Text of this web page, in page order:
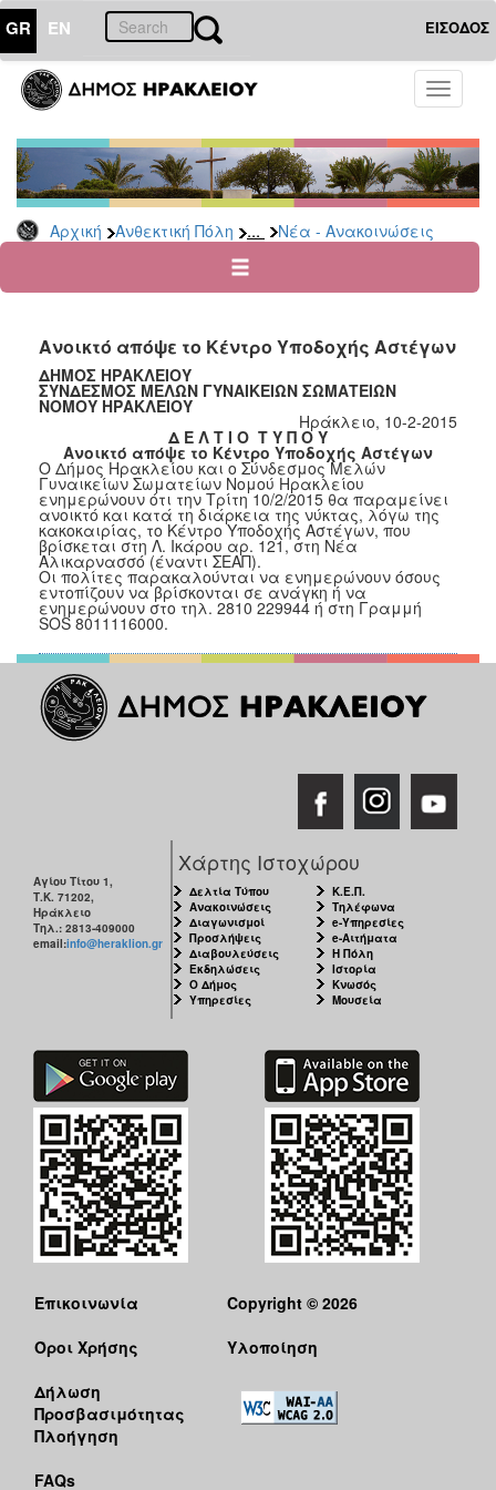
GR EN ΕΙΣΟΔΟΣ
Toggle
Αρχική Ανθεκτική Πόλη ... Νέα - Ανακοινώσεις
ΑΝΘΕΚΤΙΚΗ
ΠΟΛΗ
Κοινωνική
Πολιτική
Νέα
Ανακοινώσεις
για
Οικονομική
Αδυναμία
&
Καταστροφές
Κέντρα
Κοινοτικής
Φροντίδας
(Κ.Α.Π.Η.)
Κέντρα
Δημιουργικής
Απασχόλησης
Παιδιών
(Κ.Δ.Α.Π.)
Κέντρα
Ημερήσιας
&
Έλεγχος
Βρεφονηπιακών
Σταθμών
Ξενώνας
Φιλοξενίας
Γυναικών
Κέντρο
Κοινότητας
Κοινωνικό
Φαρμακείο
Κοινωνικό
Παντοπωλείο
των
Αυτόματοι
Απινιδωτές
Ανοικτό απόψε το Κέντρο Υποδοχής Αστέγων
ΔΗΜΟΣ ΗΡΑΚΛΕΙΟΥ
ΣΥΝΔΕΣΜΟΣ ΜΕΛΩΝ ΓΥΝΑΙΚΕΙΩΝ ΣΩΜΑΤΕΙΩΝ
ΝΟΜΟΥ ΗΡΑΚΛΕΙΟΥ
Ηράκλειο, 10-2-2015
Δ Ε Λ Τ Ι Ο Τ Υ Π Ο Υ
Ανοικτό απόψε το Κέντρο Υποδοχής Αστέγων
Ο Δήμος Ηρακλείου και ο Σύνδεσμος Μελών
Γυναικείων Σωματείων Νομού Ηρακλείου
ενημερώνουν ότι την Τρίτη 10/2/2015 θα παραμείνει
ανοικτό και κατά τη διάρκεια της νύκτας, λόγω της
κακοκαιρίας, το Κέντρο Υποδοχής Αστέγων, που
βρίσκεται στη Λ. Ικάρου αρ. 121, στη Νέα
Αλικαρνασσό (έναντι ΣΕΑΠ).
Οι πολίτες παρακαλούνται να ενημερώνουν όσους
εντοπίζουν να βρίσκονται σε ανάγκη ή να
ενημερώνουν στο τηλ. 2810 229944 ή στη Γραμμή
SOS 8011116000.
Αγίου Τίτου 1,
Τ.Κ. 71202,
Ηράκλειο
Τηλ.: 2813-409000
email:info@heraklion.gr
Χάρτης Ιστοχώρου
Δελτία Τύπου
Ανακοινώσεις
Διαγωνισμοί
Προσλήψεις
Διαβουλεύσεις
Εκδηλώσεις
Ο Δήμος
Υπηρεσίες
Κ.Ε.Π.
Τηλέφωνα
e-Υπηρεσίες
e-Αιτήματα
Η Πόλη
Ιστορία
Κνωσός
Μουσεία
Επικοινωνία
Όροι Χρήσης
Δήλωση
Προσβασιμότητας
Πλοήγηση
FAQs
Copyright © 2026
Υλοποίηση